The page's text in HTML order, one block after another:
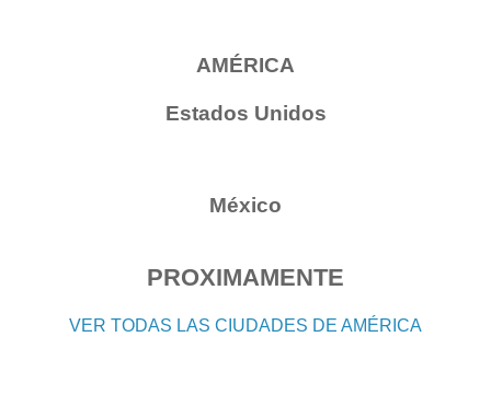
AMÉRICA
Estados Unidos
México
PROXIMAMENTE
VER TODAS LAS CIUDADES DE AMÉRICA